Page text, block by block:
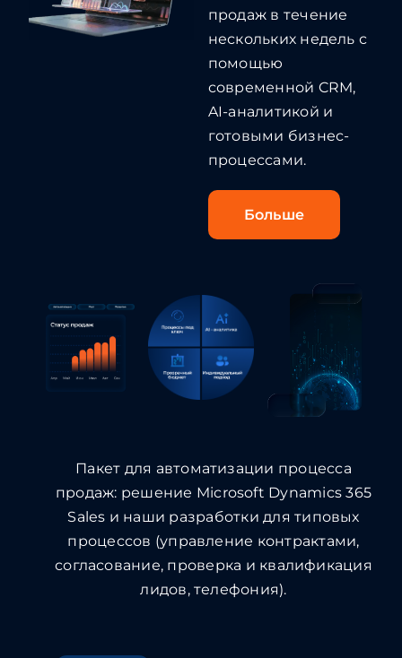
продаж в течение
нескольких недель с
помощью
современной CRM,
AI-аналитикой и
готовыми бизнес-
процессами.
Больше
Пакет для автоматизации процесса
продаж: решение Microsoft Dynamics 365
Sales и наши разработки для типовых
процессов (управление контрактами,
согласование, проверка и квалификация
лидов, телефония).